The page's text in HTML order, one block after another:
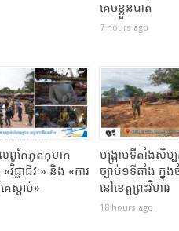
គេចខ្លួនបាត់
7 hours ago
លពូកែភូតកុហក
ជាជីវៈ» និង «ការ
េស្តាប់»
បង្រ្កាបទីតាំងសិប្
ច្បាប់១ទីតាំង ក្
នៅខេត្តព្រះវិហារ
18 hours ago